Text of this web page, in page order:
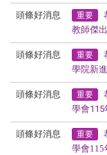
頭條好消息 重要
教師傑
頭條好消息 重要
學院新
頭條好消息 重要
學會115
頭條好消息 重要
學會115